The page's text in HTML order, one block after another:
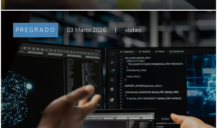
PREGRADO 03 Marzo 2026 | vistas